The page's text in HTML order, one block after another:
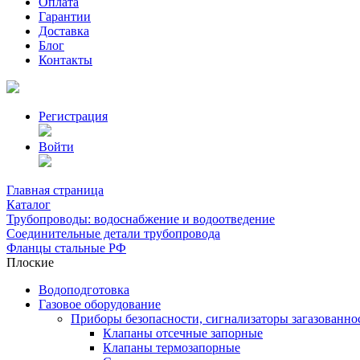
Гарантии
Доставка
Блог
Контакты
Регистрация
Войти
Главная страница
Каталог
Трубопроводы: водоснабжение и водоотведение
Соединительные детали трубопровода
Фланцы стальные РФ
Плоские
Водоподготовка
Газовое оборудование
Приборы безопасности, сигнализаторы
Клапаны отсечные запорные
Клапаны термозапорные